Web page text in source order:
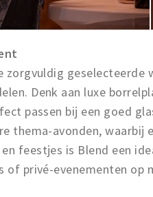
zorgvuldig geselecteerde
Denk aan luxe
passen bij een goed
thema-avonden, waarbij
feestjes is Blend een
of privé-evenementen op